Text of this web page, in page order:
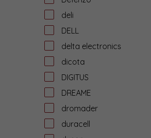
deli
DELL
delta electronics
dicota
DIGITUS
DREAME
dromader
duracell